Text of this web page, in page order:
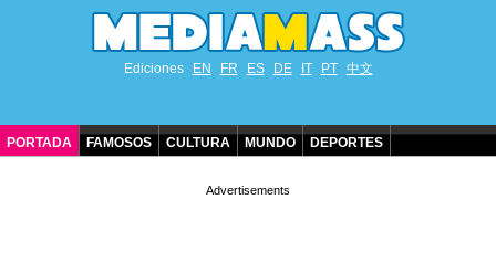
Ediciones EN FR ES DE IT PT 中文
PORTADA FAMOSOS CULTURA MUNDO DEPORTES